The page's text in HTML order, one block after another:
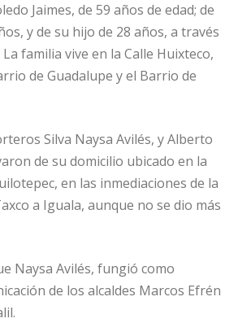
Jaimes, de 59 años de edad; de
y de su hijo de 28 años, a través
familia vive en la Calle Huixteco,
de Guadalupe y el Barrio de
Silva Naysa Avilés, y Alberto
de su domicilio ubicado en la
en las inmediaciones de la
a Iguala, aunque no se dio más
Naysa Avilés, fungió como
de los alcaldes Marcos Efrén